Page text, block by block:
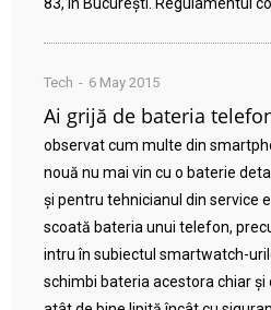
83, în București. Regulamentul
Tech 6 May 2015
Ai grijă de bateria
observat cum multe din
nouă nu mai vin cu o baterie
și pentru tehnicianul din service
scoată bateria unui telefon,
intru în subiectul smartwatch-
schimbi bateria acestora chiar și